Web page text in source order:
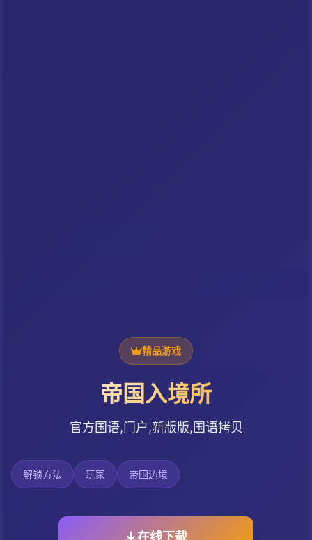
精品游戏
帝国入境所
官方国语,门户,新版版,国语拷贝
解锁方法 玩家 帝国边境
在线下载